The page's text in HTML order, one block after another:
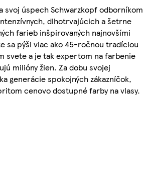
svoj úspech Schwarzkopf odborníkom
dlhotrvajúcich a šetrne
farieb inšpirovaných najnovšími
sa pýši viac ako 45-ročnou tradíciou
svete a je tak expertom na farbenie
milióny žien. Za dobu svojej
generácie spokojných zákazníčok,
cenovo dostupné farby na vlasy.